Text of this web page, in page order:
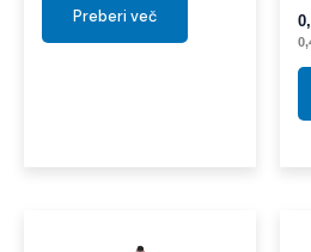
Preberi več